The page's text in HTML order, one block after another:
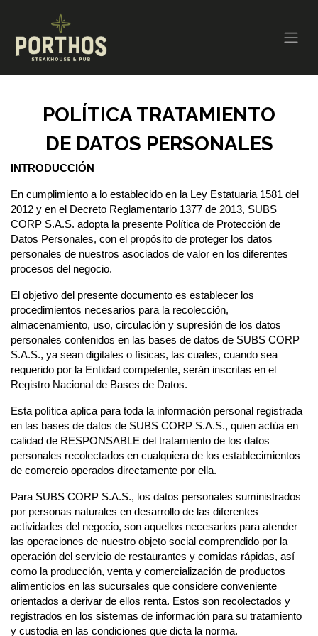
POLÍTICA TRATAMIENTO
DE DATOS PERSONALES
INTRODUCCIÓN
En cumplimiento a lo establecido en la Ley Estatuaria 1581 del
2012 y en el Decreto Reglamentario 1377 de 2013, SUBS
CORP S.A.S. adopta la presente Política de Protección de
Datos Personales, con el propósito de proteger los datos
personales de nuestros asociados de valor en los diferentes
procesos del negocio.
El objetivo del presente documento es establecer los
procedimientos necesarios para la recolección,
almacenamiento, uso, circulación y supresión de los datos
personales contenidos en las bases de datos de SUBS CORP
S.A.S., ya sean digitales o físicas, las cuales, cuando sea
requerido por la Entidad competente, serán inscritas en el
Registro Nacional de Bases de Datos.
Esta política aplica para toda la información personal registrada
en las bases de datos de SUBS CORP S.A.S., quien actúa en
calidad de RESPONSABLE del tratamiento de los datos
personales recolectados en cualquiera de los establecimientos
de comercio operados directamente por ella.
Para SUBS CORP S.A.S., los datos personales suministrados
por personas naturales en desarrollo de las diferentes
actividades del negocio, son aquellos necesarios para atender
las operaciones de nuestro objeto social comprendido por la
operación del servicio de restaurantes y comidas rápidas, así
como la producción, venta y comercialización de productos
alimenticios en las sucursales que considere conveniente
orientados a derivar de ellos renta. Estos son recolectados y
registrados en los sistemas de información para su tratamiento
y custodia en las condiciones que dicta la norma.